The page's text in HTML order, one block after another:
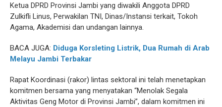
Ketua DPRD Provinsi Jambi yang diwakili Anggota DPRD
Zulkifli Linus, Perwakilan TNI, Dinas/Instansi terkait, Tokoh
Agama, Akademisi dan undangan lainnya.
BACA JUGA: Diduga Korsleting Listrik, Dua Rumah di Arab
Melayu Jambi Terbakar
Rapat Koordinasi (rakor) lintas sektoral ini telah menetapkan
komitmen bersama yang menyatakan “Menolak Segala
Aktivitas Geng Motor di Provinsi Jambi”, dalam komitmen ini